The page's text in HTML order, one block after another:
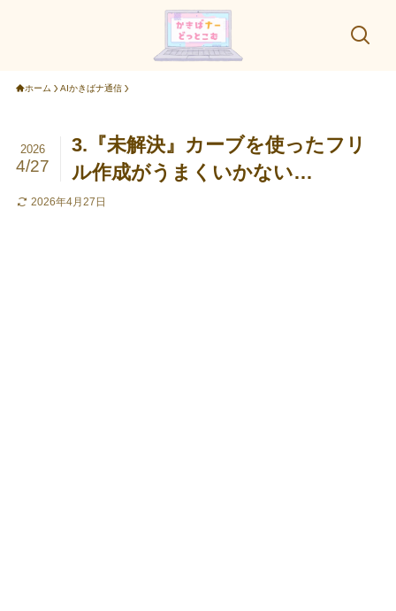
ホーム AIかきばナ通信
3.『未解決』カーブを使ったフリ
ル作成がうまくいかない…
2026
4/27
2026年4月27日